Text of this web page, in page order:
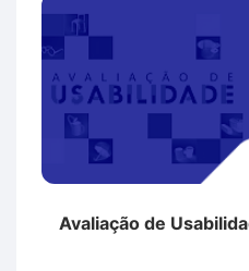
Avaliação de